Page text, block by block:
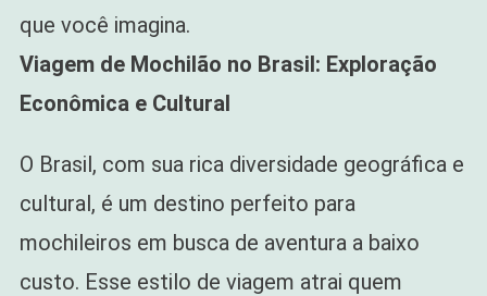
que você imagina.
Viagem de Mochilão no Brasil: Exploração
Econômica e Cultural
O Brasil, com sua rica diversidade geográfica e
cultural, é um destino perfeito para
mochileiros em busca de aventura a baixo
custo. Esse estilo de viagem atrai quem